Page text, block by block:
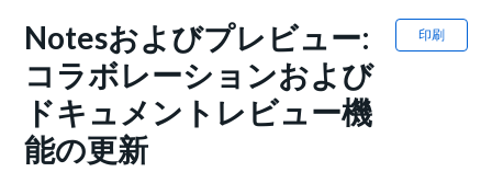
印刷
Notesおよびプレビュー:
コラボレーションおよび
ドキュメントレビュー機
能の更新